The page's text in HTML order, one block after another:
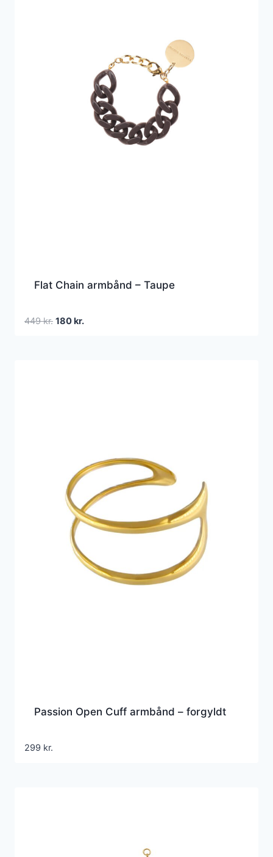
Flat Chain armbånd – Taupe
449kr. Den
180kr.Den
Passion Open Cuff armbånd – forgyldt
299 kr.